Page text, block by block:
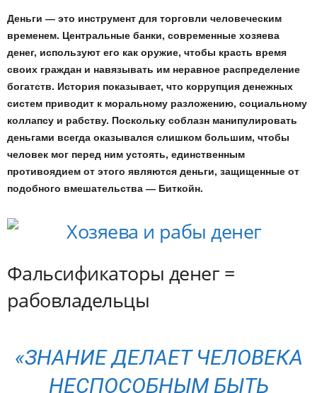
Деньги — это инструмент для торговли человеческим
временем. Центральные банки, современные хозяева
денег, используют его как оружие, чтобы красть время
своих граждан и навязывать им неравное распределение
богатств. История показывает, что коррупция денежных
систем приводит к моральному разложению, социальному
коллапсу и рабству. Поскольку соблазн манипулировать
деньгами всегда оказывался слишком большим, чтобы
человек мог перед ним устоять, единственным
противоядием от этого являются деньги, защищенные от
подобного вмешательства — Биткойн.
Фальсификаторы денег =
рабовладельцы
«ЗНАНИЕ ДЕЛАЕТ ЧЕЛОВЕКА
НЕСПОСОБНЫМ БЫТЬ